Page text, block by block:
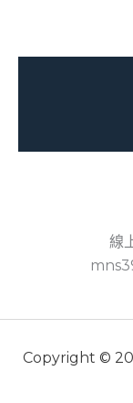
線
Copyright ©